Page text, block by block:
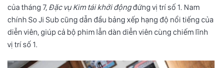
của tháng 7, Đặc vụ Kim tái khởi độngđứng vị trí số 1. Nam
chính So Ji Sub cũng dẫn đầu bảng xếp hạng độ nổi tiếng của
diễn viên, giúp cả bộ phim lẫn dàn diễn viên cùng chiếm lĩnh
vị trí số 1.